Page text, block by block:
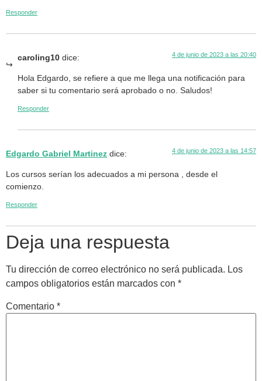
Responder
caroling10 dice: 4 de junio de 2023 a las 20:40
Hola Edgardo, se refiere a que me llega una notificación para
saber si tu comentario será aprobado o no. Saludos!
Responder
Edgardo Gabriel Martinez dice: 4 de junio de 2023 a las 14:57
Los cursos serían los adecuados a mi persona , desde el
comienzo.
Responder
Deja una respuesta
Tu dirección de correo electrónico no será publicada. Los
campos obligatorios están marcados con *
Comentario *